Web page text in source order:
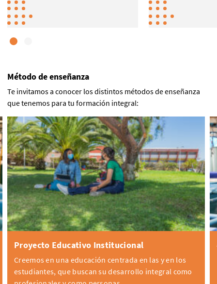
Método de enseñanza
Te invitamos a conocer los distintos métodos de enseñanza
que tenemos para tu formación integral:
Proyecto Educativo Institucional
Creemos en una educación centrada en las y en los
estudiantes, que buscan su desarrollo integral como